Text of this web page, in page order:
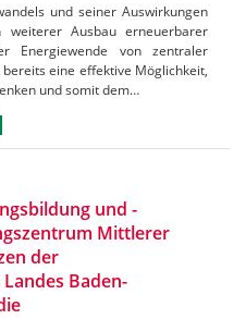
und seiner Auswirkungen
Ausbau erneuerbarer
Energiewende von zentraler
eine effektive Möglichkeit,
und somit dem…
und -
Mittlerer
der
Baden-